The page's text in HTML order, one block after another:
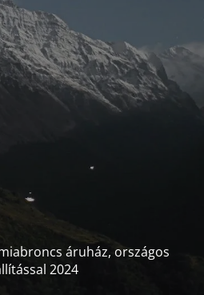
áruház, országos
2024